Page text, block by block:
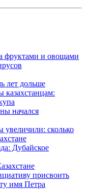
фруктами и овощами
лет дольше
казахстанцам:
начался
увеличили: сколько
Дубайское
присвоить
имя Петра